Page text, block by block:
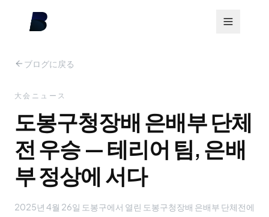
ブログに戻る
大会ニュース
도봉구청장배 은배부 단체
전 우승 — 테리어 팀, 은배
부 정상에 서다
2025년 4월 26일 도봉구에서 열린 도봉구청장배 은배부 단체전에